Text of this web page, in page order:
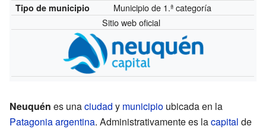
Tipo de municipio
Municipio de 1.ª categoría
Sitio web oficial
Neuquén es unaciudad y municipio ubicada en la
Patagoniaargentina. Administrativamente es lacapital de